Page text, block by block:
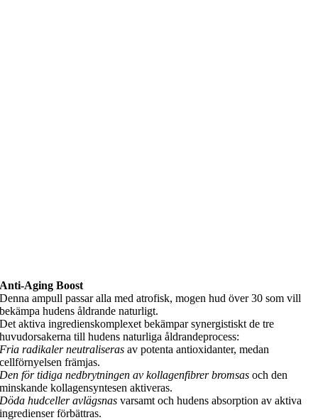
Anti-Aging Boost
Denna ampull passar alla med atrofisk, mogen hud över 30 som vill
bekämpa hudens åldrande naturligt.
Det aktiva ingredienskomplexet bekämpar synergistiskt de tre
huvudorsakerna till hudens naturliga åldrandeprocess:
Fria radikaler neutraliseras av potenta antioxidanter, medan
cellförnyelsen främjas.
Den för tidiga nedbrytningen av kollagenfibrer bromsas och den
minskande kollagensyntesen aktiveras.
Döda hudceller avlägsnas varsamt och hudens absorption av aktiva
ingredienser förbättras.